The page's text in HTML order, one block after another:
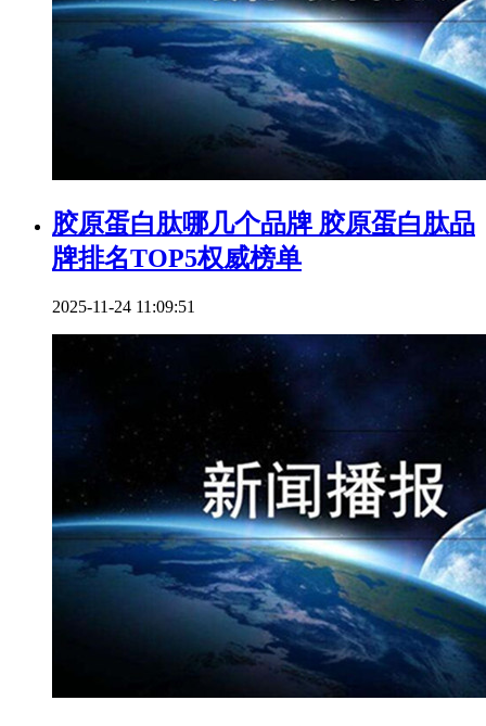
胶原蛋白肽哪几个品牌 胶原蛋白肽品
牌排名TOP5权威榜单
2025-11-24 11:09:51